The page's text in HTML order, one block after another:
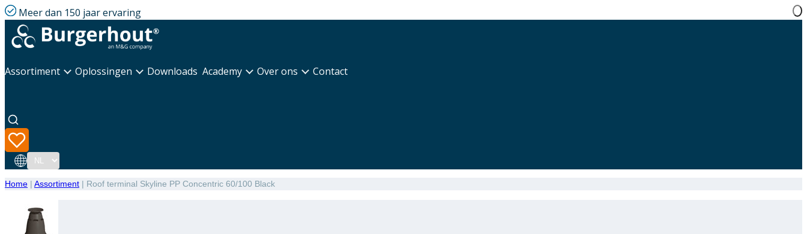
Meer dan 150 jaar ervaring
Assortiment Oplossingen Downloads Academy Over ons Contact
Taal
Home | Assortiment | Roof terminal Skyline PP Concentric 60/100 Black